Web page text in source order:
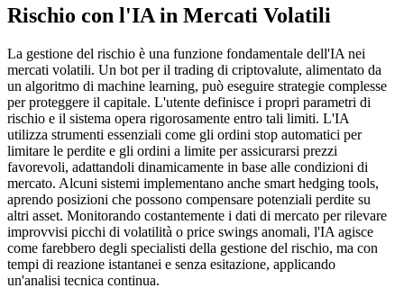
Rischio con l'IA in Mercati Volatili
La gestione del rischio è una funzione fondamentale dell'IA nei
mercati volatili. Un bot per il trading di criptovalute, alimentato da
un algoritmo di machine learning, può eseguire strategie complesse
per proteggere il capitale. L'utente definisce i propri parametri di
rischio e il sistema opera rigorosamente entro tali limiti. L'IA
utilizza strumenti essenziali come gli ordini stop automatici per
limitare le perdite e gli ordini a limite per assicurarsi prezzi
favorevoli, adattandoli dinamicamente in base alle condizioni di
mercato. Alcuni sistemi implementano anche smart hedging tools,
aprendo posizioni che possono compensare potenziali perdite su
altri asset. Monitorando costantemente i dati di mercato per rilevare
improvvisi picchi di volatilità o price swings anomali, l'IA agisce
come farebbero degli specialisti della gestione del rischio, ma con
tempi di reazione istantanei e senza esitazione, applicando
un'analisi tecnica continua.